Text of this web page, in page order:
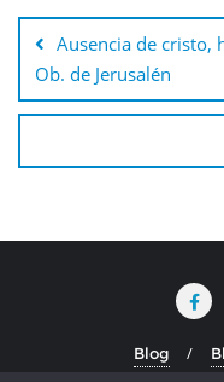
Ausencia de cristo,
Ob. de Jerusalén
Blog